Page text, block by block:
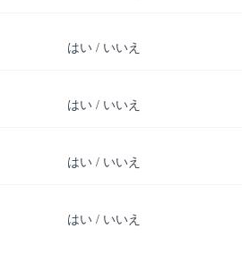
はい / いいえ
はい / いいえ
はい / いいえ
はい / いいえ